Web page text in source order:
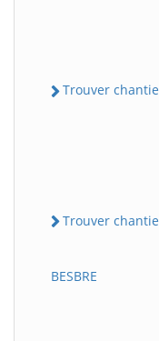
Trouver
Trouver
BESBRE